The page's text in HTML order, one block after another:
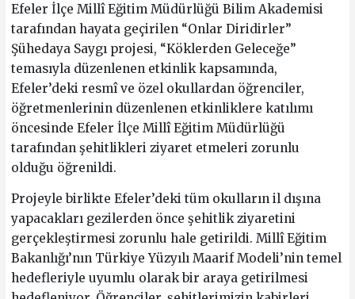
Efeler İlçe Millî Eğitim Müdürlüğü Bilim Akademisi
tarafından hayata geçirilen “Onlar Diridirler”
Şühedaya Saygı projesi, “Köklerden Geleceğe”
temasıyla düzenlenen etkinlik kapsamında,
Efeler’deki resmî ve özel okullardan öğrenciler,
öğretmenlerinin düzenlenen etkinliklere katılımı
öncesinde Efeler İlçe Millî Eğitim Müdürlüğü
tarafından şehitlikleri ziyaret etmeleri zorunlu
olduğu öğrenildi.
Projeyle birlikte Efeler’deki tüm okulların il dışına
yapacakları gezilerden önce şehitlik ziyaretini
gerçekleştirmesi zorunlu hale getirildi. Millî Eğitim
Bakanlığı’nın Türkiye Yüzyılı Maarif Modeli’nin temel
hedefleriyle uyumlu olarak bir araya getirilmesi